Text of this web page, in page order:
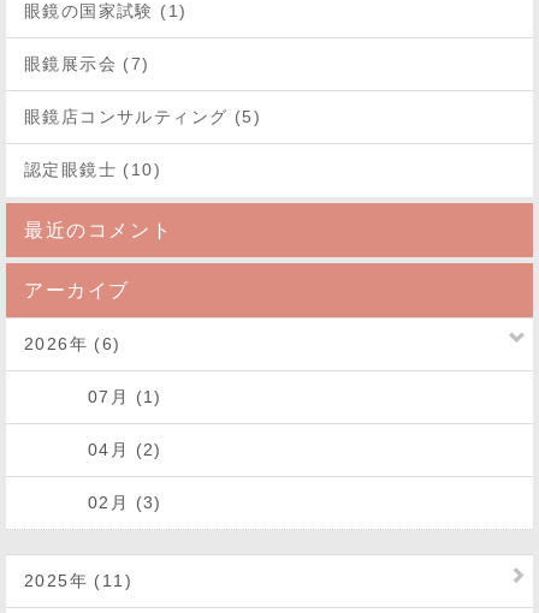
眼鏡の国家試験 (1)
眼鏡展示会 (7)
眼鏡店コンサルティング (5)
認定眼鏡士 (10)
最近のコメント
アーカイブ
2026年 (6)
07月 (1)
04月 (2)
02月 (3)
2025年 (11)